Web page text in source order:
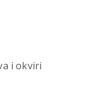
i okviri